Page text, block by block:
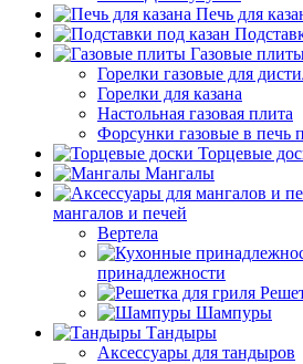
Печь для
Газовые
Горелки газовые для
Горелки для казана
Настольная газовая плита
Форсунки газовые в печь
Торцевые
Мангалы
мангалов и печей
Вертела
принадлежности
Шампуры
Тандыры
Аксессуары для тандыров